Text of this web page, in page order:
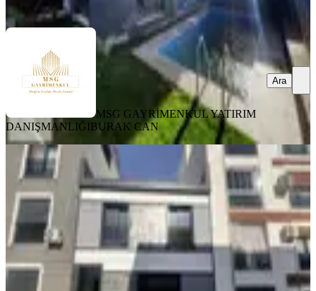
Ara
MSG GAYRİMENKUL YATIRIM
DANIŞMANLIĞIBURAK CAN
Ara
SIFIR BİNA
Novuss Gayrimenkul\\sınav Koleji
Yakını Ultra Lüks Müstakil 4+1 Villa
Buca, Çamlıkule Mahallesi
4+1
306 m² 10.12.2025
15.000.000 ₺